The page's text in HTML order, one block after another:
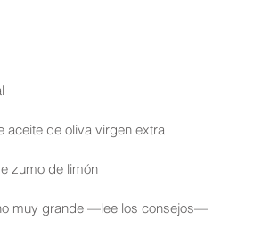
aceite de oliva virgen extra
zumo de limón
muy grande —lee los consejos—